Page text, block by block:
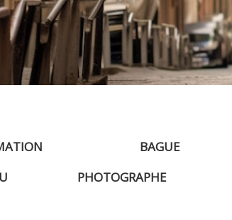
BAGUE
PHOTOGRAPHE